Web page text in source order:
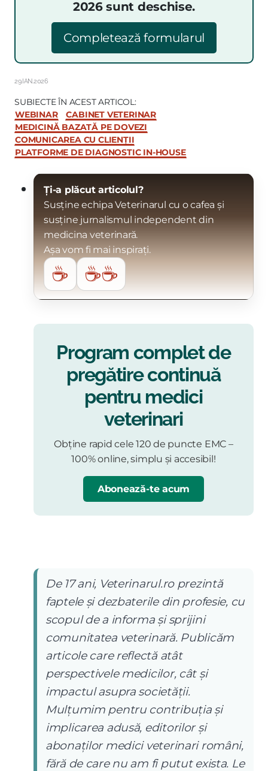
2026 sunt deschise.
Completează formularul
29.IAN.2026
SUBIECTE ÎN ACEST ARTICOL:
WEBINAR
CABINET VETERINAR
MEDICINĂ BAZATĂ PE DOVEZI
COMUNICAREA CU CLIENȚII
PLATFORME DE DIAGNOSTIC IN-HOUSE
Ți-a plăcut articolul?
Susține echipa Veterinarul cu o cafea și
susține jurnalismul independent din
medicina veterinară.
Așa vom fi mai inspirați.
☕ ☕☕
Program complet de
pregătire continuă
pentru medici
veterinari
Obține rapid cele 120 de puncte EMC –
100% online, simplu și accesibil!
Abonează-te acum
De 17 ani, Veterinarul.ro prezintă
faptele și dezbaterile din profesie, cu
scopul de a informa și sprijini
comunitatea veterinară. Publicăm
articole care reflectă atât
perspectivele medicilor, cât și
impactul asupra societății.
Mulțumim pentru contribuția și
implicarea adusă, editorilor și
abonaților medici veterinari români,
fără de care nu am fi putut exista. Le